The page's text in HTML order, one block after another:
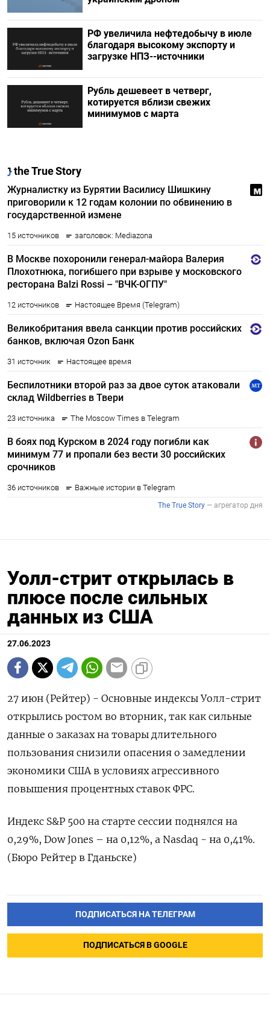
РФ увеличила нефтедобычу в июле
благодаря высокому экспорту и
загрузке НПЗ--источники
Рубль дешевеет в четверг,
котируется вблизи свежих
минимумов с марта
Уолл-стрит открылась в
плюсе после сильных
данных из США
27.06.2023
27 июн (Рейтер) - Основные индексы Уолл-стрит
открылись ростом во вторник, так как сильные
данные о заказах на товары длительного
пользования снизили опасения о замедлении
экономики США в условиях агрессивного
повышения процентных ставок ФРС.
Индекс S&P 500 на старте сессии поднялся на
0,29%, Dow Jones – на 0,12%, а Nasdaq - на 0,41%.
(Бюро Рейтер в Гданьске)
ПОДПИСАТЬСЯ НА ТЕЛЕГРАМ
ПОДПИСАТЬСЯ В GOOGLE